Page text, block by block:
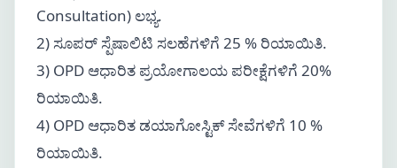
Consultation) ಲಭ್ಯ.
2) ಸೂಪರ್ ಸ್ಪೆಷಾಲಿಟಿ ಸಲಹೆಗಳಿಗೆ 25 % ರಿಯಾಯಿತಿ.
3) OPD ಆಧಾರಿತ ಪ್ರಯೋಗಾಲಯ ಪರೀಕ್ಷೆಗಳಿಗೆ 20%
ರಿಯಾಯಿತಿ.
4) OPD ಆಧಾರಿತ ಡಯಾಗೋಸ್ಟಿಕ್ ಸೇವೆಗಳಿಗೆ 10 %
ರಿಯಾಯಿತಿ.